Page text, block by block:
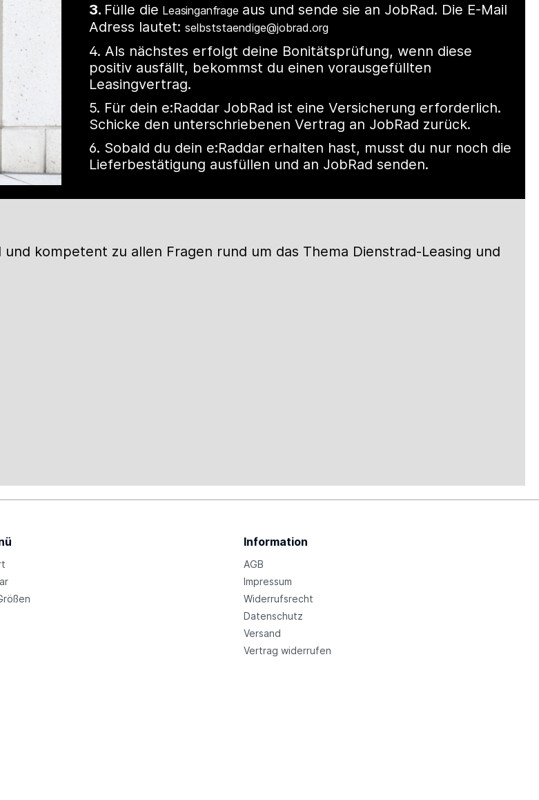
3. Fülle die Leasinganfrage aus und sende sie an JobRad. Die E-Mail
Adress lautet: selbststaendige@jobrad.org
4. Als nächstes erfolgt deine Bonitätsprüfung, wenn diese
positiv ausfällt, bekommst du einen vorausgefüllten
Leasingvertrag.
5. Für dein e:Raddar JobRad ist eine Versicherung erforderlich.
Schicke den unterschriebenen Vertrag an JobRad zurück.
6. Sobald du dein e:Raddar erhalten hast, musst du nur noch die
Lieferbestätigung ausfüllen und an JobRad senden.
kompetent zu allen Fragen rund um das Thema Dienstrad-Leasing und
Information
AGB
Impressum
Widerrufsrecht
Datenschutz
Versand
Vertrag widerrufen